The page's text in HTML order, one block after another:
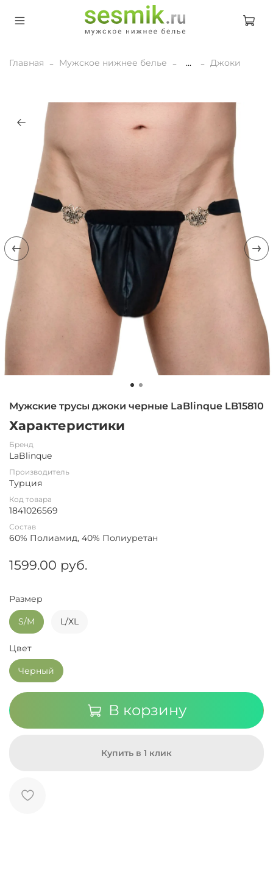
Главная Мужское нижнее белье ... Джоки
Мужские трусы джоки черные LaBlinque LB15810
Характеристики
Бренд
LaBlinque
Производитель
Турция
Код товара
1841026569
Состав
60% Полиамид, 40% Полиуретан
1599.00 руб.
В корзину
Купить в 1 клик
Размер
S/M L/XL
Цвет
Черный